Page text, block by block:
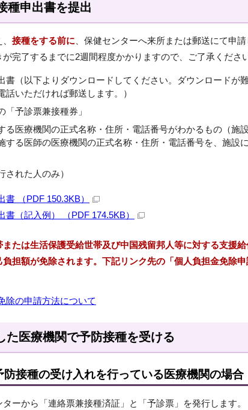
種申出書を提出
接種をする前に 、保健センターへ来所または郵送にて申請
完了するまでに2週間程度かかりますので、ご了承ください
書（以下よりダウンロードしてください。ダウンロードが
話いただければ郵送します。）
「予診票兼接種券」
る医療機関の正式名称・住所・電話番号がわかるもの（施
する医師の医療機関の正式名称・住所・電話番号を、施設
された人のみ）
書 （PDF 150.3KB）
書（記入例） （PDF 174.5KB）
たは生活保護受給世帯及び中国残留邦人等に対する支援
担額が免除されます。下記リンク先の「個人負担金免除
除の申請方法について
た医療機関で予防接種を受ける
防接種の受け入れを行っている医療機関の場合
ーから「連絡票兼接種済証」と「予診票」を発行します。